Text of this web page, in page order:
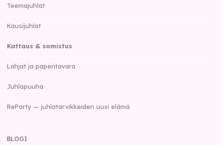
Teemajuhlat
Kausijuhlat
Kattaus & somistus
Lahjat ja paperitavara
Juhlapuuha
ReParty — juhlatarvikkeiden uusi elämä
BLOGI